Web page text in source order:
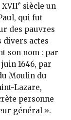
XVIIe siècle un
qui fut
des pauvres
divers actes
son nom : par
1646, par
Moulin du
Lazare,
personne
général ».